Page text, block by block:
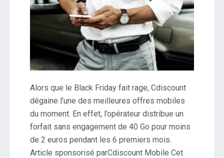
Alors que le Black Friday fait rage, Cdiscount
dégaine l’une des meilleures offres mobiles
du moment. En effet, l’opérateur distribue un
forfait sans engagement de 40 Go pour moins
de 2 euros pendant les 6 premiers mois.
Article sponsorisé parCdiscount Mobile Cet